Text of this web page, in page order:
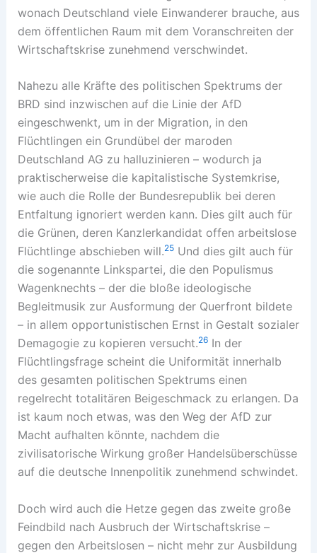
wonach Deutschland viele Einwanderer brauche, aus
dem öffentlichen Raum mit dem Voranschreiten der
Wirtschaftskrise zunehmend verschwindet.
Nahezu alle Kräfte des politischen Spektrums der
BRD sind inzwischen auf die Linie der AfD
eingeschwenkt, um in der Migration, in den
Flüchtlingen ein Grundübel der maroden
Deutschland AG zu halluzinieren – wodurch ja
praktischerweise die kapitalistische Systemkrise,
wie auch die Rolle der Bundesrepublik bei deren
Entfaltung ignoriert werden kann. Dies gilt auch für
die Grünen, deren Kanzlerkandidat offen arbeitslose
Flüchtlinge abschieben will.25Und dies gilt auch für
die sogenannte Linkspartei, die den Populismus
Wagenknechts – der die bloße ideologische
Begleitmusik zur Ausformung der Querfront bildete
– in allem opportunistischen Ernst in Gestalt sozialer
Demagogie zu kopieren versucht.26In der
Flüchtlingsfrage scheint die Uniformität innerhalb
des gesamten politischen Spektrums einen
regelrecht totalitären Beigeschmack zu erlangen. Da
ist kaum noch etwas, was den Weg der AfD zur
Macht aufhalten könnte, nachdem die
zivilisatorische Wirkung großer Handelsüberschüsse
auf die deutsche Innenpolitik zunehmend schwindet.
Doch wird auch die Hetze gegen das zweite große
Feindbild nach Ausbruch der Wirtschaftskrise –
gegen den Arbeitslosen – nicht mehr zur Ausbildung